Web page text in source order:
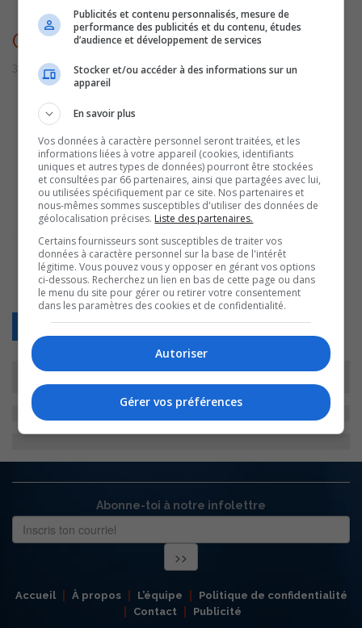
CorinaBastianiBalados
30 septembre 2022 | Par Sylvain Rochon
Retour
Abonne-toi à notre infolettre
Accueil À propos L’équipe
Politique de confidentialité
Contact
Publicité
Publicités et contenu personnalisés, mesure de
performance des publicités et du contenu, études
d’audience et développement de services
Stocker et/ou accéder à des informations sur un
appareil
En savoir plus
Vos données à caractère personnel seront traitées, et les
informations liées à votre appareil (cookies, identifiants
uniques et autres types de données) pourront être stockées
et consultées par 66 partenaires, ainsi que partagées avec lui,
ou utilisées spécifiquement par ce site. Nos partenaires et
nous-mêmes sommes susceptibles d'utiliser des données de
géolocalisation précises. Liste des partenaires.
Certains fournisseurs sont susceptibles de traiter vos
données à caractère personnel sur la base de l'intérêt
légitime. Vous pouvez vous y opposer en gérant vos options
ci-dessous. Recherchez un lien en bas de cette page ou dans
le menu du site pour gérer ou retirer votre consentement
dans les paramètres des cookies et de confidentialité.
Autoriser
Gérer vos préférences